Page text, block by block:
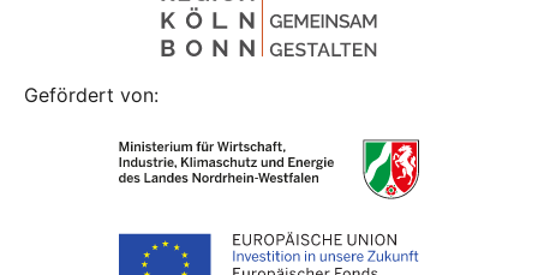
Gefördert von: